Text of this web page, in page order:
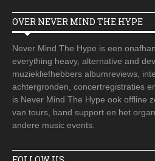
OVER NEVER MIND THE HYPE
Never Mind The Hype is een
everything heavy, alternative and
muziekliefhebbers albumreviews,
achtergronden, concertregistraties
is Never Mind The Hype ook offline
van tours, band support en het
andere music events.